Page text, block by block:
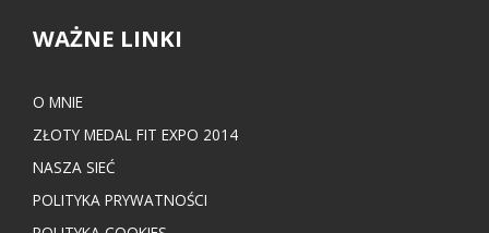
WAŻNE LINKI
O MNIE
ZŁOTY MEDAL FIT EXPO 2014
NASZA SIEĆ
POLITYKA PRYWATNOŚCI